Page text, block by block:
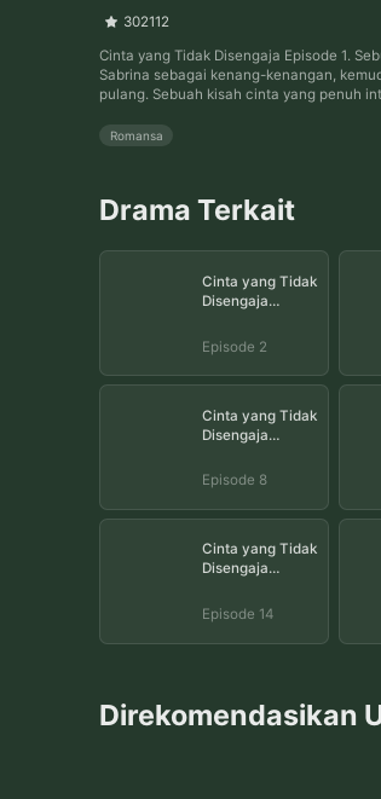
302112
Cinta yang Tidak Disengaja Episode 1.
Sabrina sebagai kenang-kenangan,
pulang. Sebuah kisah cinta yang penuh
Romansa
Drama Terkait
Cinta yang Tidak
Disengaja
Episode 2
Cinta yang Tidak
Disengaja
Episode 8
Cinta yang Tidak
Disengaja
Episode 14
Direkomendasikan